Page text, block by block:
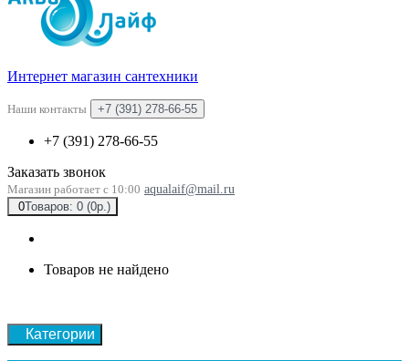
Интернет магазин сантехники
Наши контакты +7 (391) 278-66-55
+7 (391) 278-66-55
Заказать звонок
Магазин работает с 10:00 aqualaif@mail.ru
0Товаров: 0 (0р.)
Товаров не найдено
Категории